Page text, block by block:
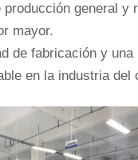
general
mayor.
de fabricación y
en la industria del